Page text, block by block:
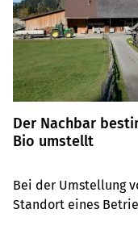
Der Nachbar
Bio umstellt
Bei der Umstellung
Standort eines